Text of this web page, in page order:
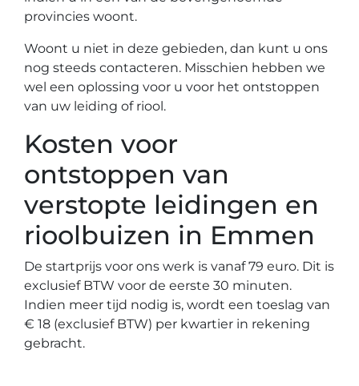
provincies woont.
Woont u niet in deze gebieden, dan kunt u ons
nog steeds contacteren. Misschien hebben we
wel een oplossing voor u voor het ontstoppen
van uw leiding of riool.
Kosten voor
ontstoppen van
verstopte leidingen en
rioolbuizen in Emmen
De startprijs voor ons werk is vanaf 79 euro. Dit is
exclusief BTW voor de eerste 30 minuten.
Indien meer tijd nodig is, wordt een toeslag van
€ 18 (exclusief BTW) per kwartier in rekening
gebracht.